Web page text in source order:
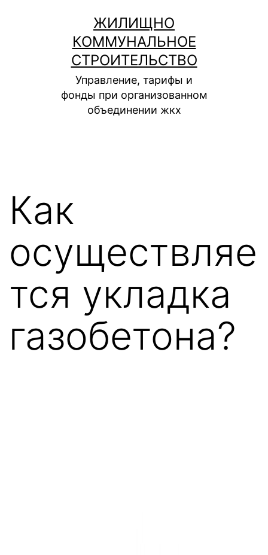
содержимому
ЖИЛИЩНО
КОММУНАЛЬНОЕ
СТРОИТЕЛЬСТВО
Управление, тарифы и
фонды при организованном
объединении жкх
Как
осуществляе
тся укладка
газобетона?